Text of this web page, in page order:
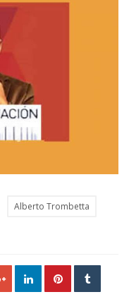
Alberto Trombetta